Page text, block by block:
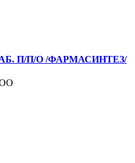
П/П/О /ФАРМАСИНТЕЗ/